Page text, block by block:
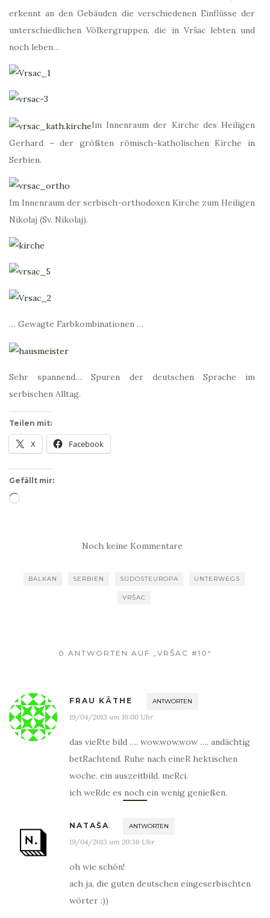
erkennt an den Gebäuden die verschiedenen Einflüsse der
unterschiedlichen Völkergruppen, die in Vršac lebten und
noch leben…
Im Innenraum der Kirche des Heiligen
Gerhard – der größten römisch-katholischen Kirche in
Serbien.
Im Innenraum der serbisch-orthodoxen Kirche zum Heiligen
Nikolaj (Sv. Nikolaj).
… Gewagte Farbkombinationen …
Sehr spannend… Spuren der deutschen Sprache im
serbischen Alltag.
Teilen mit:
X Facebook
Gefällt mir:
Wird
Noch keine Kommentare
BALKAN SERBIEN SÜDOSTEUROPA UNTERWEGS
VRŠAC
0 ANTWORTEN AUF „VRŠAC #10“
FRAU KÄTHE ANTWORTEN
19/04/2013 um 16:00 Uhr
das vieRte bild …. wow.wow.wow …. andächtig
betRachtend. Ruhe nach eineR hektischen
woche. ein auszeitbild. meRci.
ich weRde es noch ein wenig genießen.
NATAŠA ANTWORTEN
19/04/2013 um 20:36 Uhr
oh wie schön!
ach ja, die guten deutschen eingeserbischten
wörter :))